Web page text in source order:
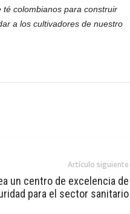
colombianos para construir
a los cultivadores de nuestro
Artículo siguiente
un centro de excelencia de
para el sector sanitario